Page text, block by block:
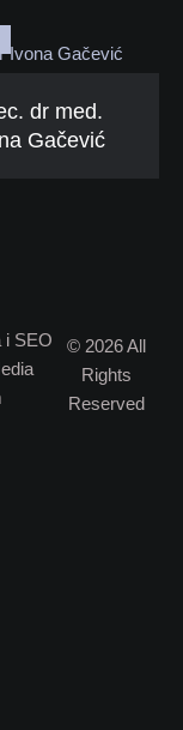
dr med.
Gačević
i SEO
© 2026 All
Rights
Reserved